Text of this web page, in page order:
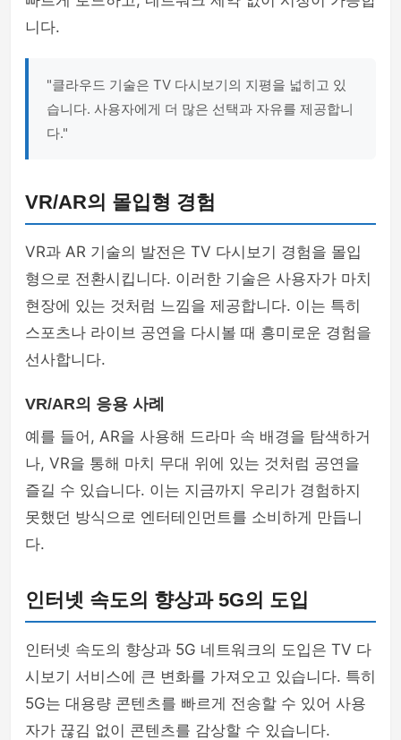
니다.
"클라우드 기술은 TV 다시보기의 지평을 넓히고 있
습니다. 사용자에게 더 많은 선택과 자유를 제공합니
다."
VR/AR의 몰입형 경험
VR과 AR 기술의 발전은 TV 다시보기 경험을 몰입
형으로 전환시킵니다. 이러한 기술은 사용자가 마치
현장에 있는 것처럼 느낌을 제공합니다. 이는 특히
스포츠나 라이브 공연을 다시볼 때 흥미로운 경험을
선사합니다.
VR/AR의 응용 사례
예를 들어, AR을 사용해 드라마 속 배경을 탐색하거
나, VR을 통해 마치 무대 위에 있는 것처럼 공연을
즐길 수 있습니다. 이는 지금까지 우리가 경험하지
못했던 방식으로 엔터테인먼트를 소비하게 만듭니
다.
인터넷 속도의 향상과 5G의 도입
인터넷 속도의 향상과 5G 네트워크의 도입은 TV 다
시보기 서비스에 큰 변화를 가져오고 있습니다. 특히
5G는 대용량 콘텐츠를 빠르게 전송할 수 있어 사용
자가 끊김 없이 콘텐츠를 감상할 수 있습니다.